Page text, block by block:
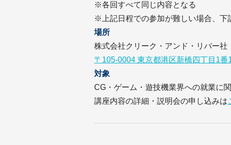
※各回すべて同じ内容となる
※上記日程での参加が難しい場合、下
場所
株式会社クリーク・アンド・リバー
〒105-0004 東京都港区新橋四丁目1番
対象
CG・ゲーム・遊技機業界への就業に
講座内容の詳細・説明会の申し込みは